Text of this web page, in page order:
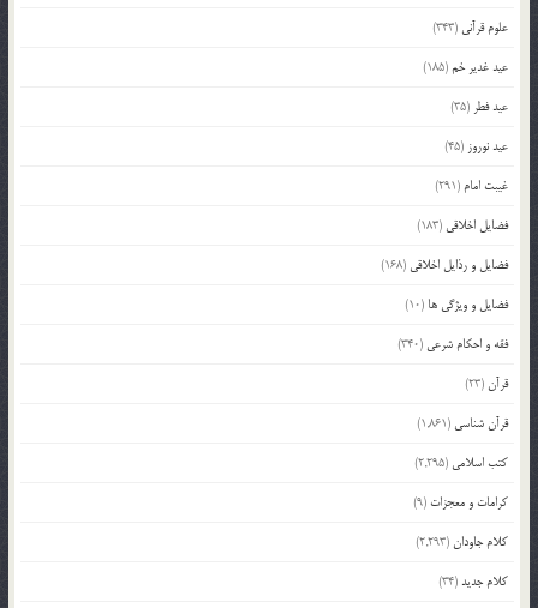
علوم قرآنی (343)
عید غدیر خم(185)
عید فطر (35)
عید نوروز (45)
غیبت امام (291)
فضایل اخلاقی (183)
فضایل و رذایل اخلاقی (168)
فضایل و ویژگی ها (10)
فقه و احکام شرعی (340)
قرآن(23)
قرآن شناسی (1,861)
کتب اسلامی (2,295)
کرامات و معجزات (9)
کلام جاودان(2,293)
کلام جدید(34)